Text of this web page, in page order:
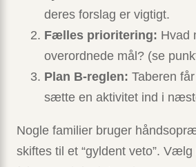
deres forslag er vigtigt.
Fælles prioritering: Hvad
overordnede mål? (se
Plan B-reglen: Taberen
sætte en aktivitet ind i
Nogle familier bruger
skiftes til et “gyldent veto”.